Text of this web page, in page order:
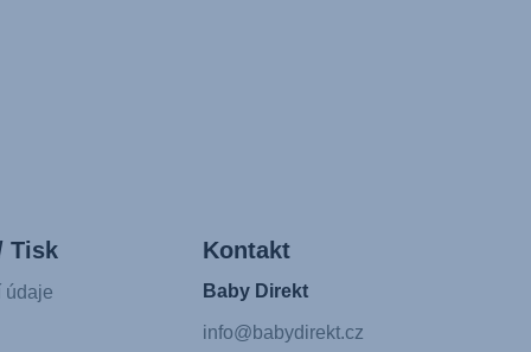
Tisk
údaje
Kontakt
Baby Direkt
info@babydirekt.cz